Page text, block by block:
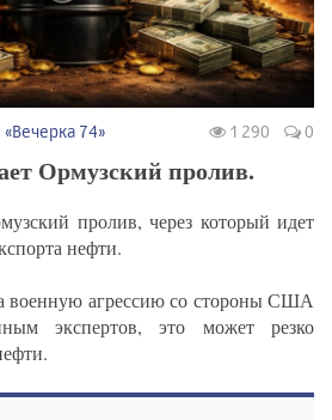
74» 1 290 0
Ормузский пролив.
пролив, через который идет
нефти.
военную агрессию со стороны США
экспертов, это может резко